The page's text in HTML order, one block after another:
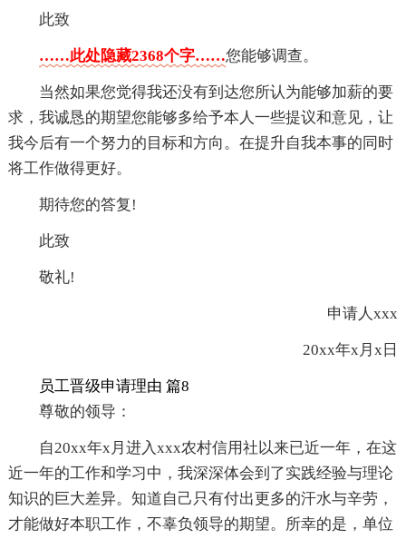
此致
……此处隐藏2368个字……您能够调查。
当然如果您觉得我还没有到达您所认为能够加薪的要
求，我诚恳的期望您能够多给予本人一些提议和意见，让
我今后有一个努力的目标和方向。在提升自我本事的同时
将工作做得更好。
期待您的答复!
此致
敬礼!
申请人xxx
20xx年x月x日
员工晋级申请理由 篇8
尊敬的领导：
自20xx年x月进入xxx农村信用社以来已近一年，在这
近一年的工作和学习中，我深深体会到了实践经验与理论
知识的巨大差异。知道自己只有付出更多的汗水与辛劳，
才能做好本职工作，不辜负领导的期望。所幸的是，单位